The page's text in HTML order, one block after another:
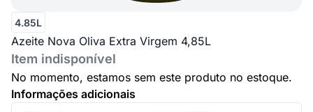
Informações adicionais
4.85L
Azeite Nova Oliva Extra Virgem 4,85L
Item indisponível
No momento, estamos sem este produto no estoque.